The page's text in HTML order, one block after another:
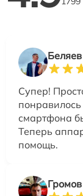
Супер!
смартфона
Теперь
помощь.